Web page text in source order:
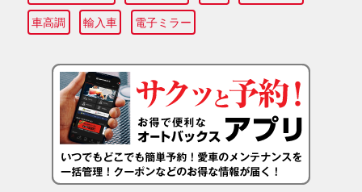
車高調 輸入車 電子ミラー